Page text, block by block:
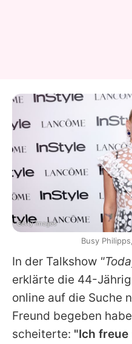
In der Talkshow
erklärte die 44-
online auf die Suche
Freund begeben
scheiterte: "Ich freue
Getty Images
Busy